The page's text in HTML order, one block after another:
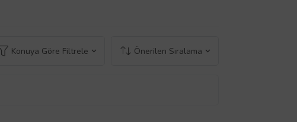
Konuya Göre Filtrele Önerilen Sıralama